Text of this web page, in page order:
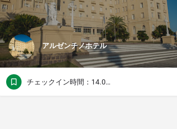
アルゼンチノホテル
チェックイン時間：14.00チェックアウト時間：11.00